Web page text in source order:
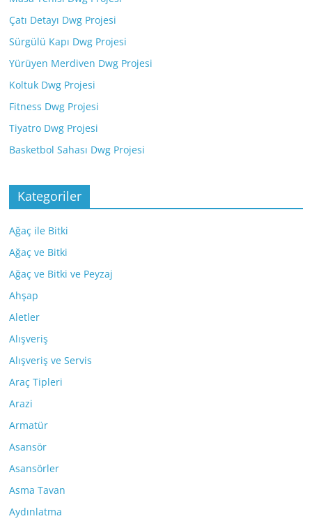
Çatı Detayı Dwg Projesi
Sürgülü Kapı Dwg Projesi
Yürüyen Merdiven Dwg Projesi
Koltuk Dwg Projesi
Fitness Dwg Projesi
Tiyatro Dwg Projesi
Basketbol Sahası Dwg Projesi
Kategoriler
Ağaç ile Bitki
Ağaç ve Bitki
Ağaç ve Bitki ve Peyzaj
Ahşap
Aletler
Alışveriş
Alışveriş ve Servis
Araç Tipleri
Arazi
Armatür
Asansör
Asansörler
Asma Tavan
Aydınlatma